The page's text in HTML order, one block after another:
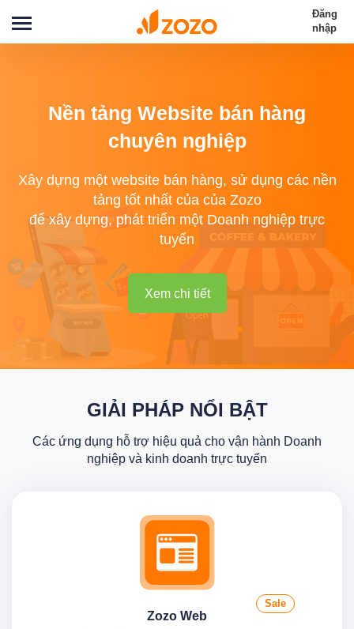
Đăng
nhập
Nền tảng Website bán hàng
chuyên nghiệp
Xây dựng một website bán hàng, sử dụng các nền
tảng tốt nhất của của Zozo
để xây dựng, phát triển một Doanh nghiệp trực
tuyến
Xem chi tiết
GIẢI PHÁP NỔI BẬT
Các ứng dụng hỗ trợ hiệu quả cho vận hành Doanh
nghiệp và kinh doanh trực tuyến
Zozo Web
Sale